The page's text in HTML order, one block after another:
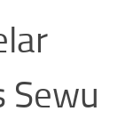
Sewu